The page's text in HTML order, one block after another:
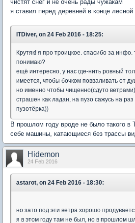
чистят снег и не очень рады чужакам
я ставил перед деревней в конце лесной
ITDiver, on 24 Feb 2016 - 18:25:
Крутяк! я про троицкое. спасибо за инфо.
понимаю?
ещё интересно, у нас где-нить ровный
имеется, чтобы бочком повваливать от
но именно чтобы чищенно(сдуто
страшен как ладан, на пузо сажусь на раз
пузотёрка))
В прошлом году вроде не было такого в
себе машины, катающиеся без трассы
Hidemon
24 Feb 2016
astarot, on 24 Feb 2016 - 18:30:
но зато под эти ветра хорошо
я в этом году там не был, но в прошлом